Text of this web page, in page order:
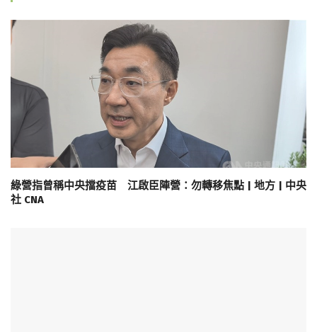
綠營指曾稱中央擋疫苗 江啟臣陣營：勿轉移焦點 | 地方 | 中央
社 CNA